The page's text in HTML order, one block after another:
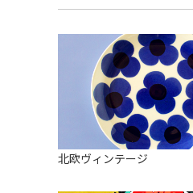
スープカップ
そば猪口・フリーカップ
ココット
薬味入れ
ミキシングボウル
オーナメント
クリーマー
バス・洗面用品
家具小物
小物入れ
アロマポット
ペンダントトップ
すべて見る
北欧ヴィンテージ